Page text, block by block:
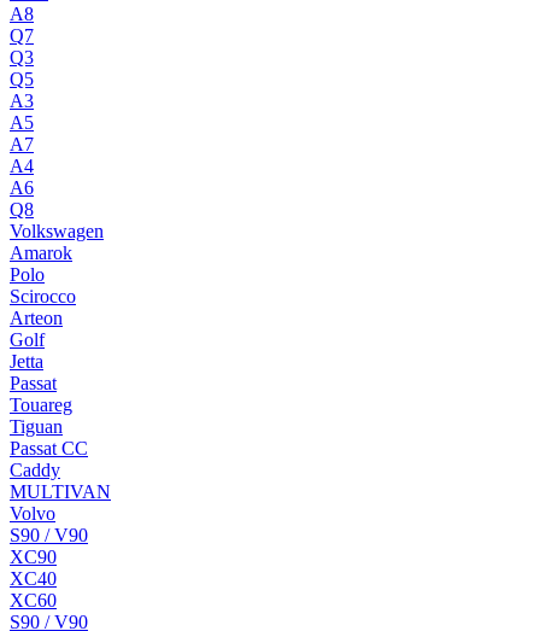
A8
Q7
Q3
Q5
A3
A5
A7
A4
A6
Q8
Volkswagen
Amarok
Polo
Scirocco
Arteon
Golf
Jetta
Passat
Touareg
Tiguan
Passat CC
Caddy
MULTIVAN
Volvo
S90 / V90
XC90
XC40
XC60
S90 / V90